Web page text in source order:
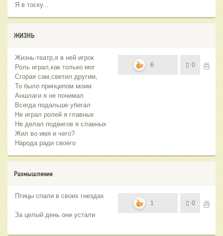
Я в тоску...
ЖИЗНЬ
Жизнь-театр,я в ней игрок
Роль играл,как только мог
Сгорая сам,светил другим,
То было принципом моим
Аншлаги я не понимал
Всегда подальше убегал
Не играл ролей я главных
Не делал подвигов я славных
Жил во имя и чего?
Народа ради своего
6 0
Размышление
Птицы спали в своих гнездах
За целый день они устали
1 0